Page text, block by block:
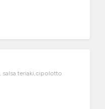
teriaki,cipolotto